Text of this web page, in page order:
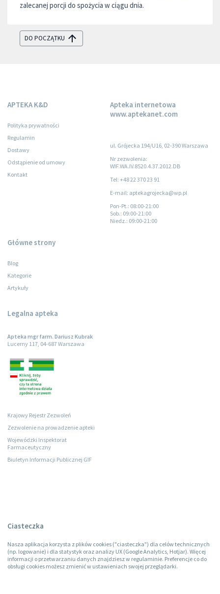
zalecanej porcji do spożycia w ciągu dnia.
DO POCZĄTKU
APTEKA K&D
Polityka prywatności
Regulamin
Dostawy
Odstąpienie od umowy
Kontakt
Apteka internetowa
www.aptekanet.com
ul. Grójecka 194/U16, 02-390 Warszawa
Nr zezwolenia:
WIF.WA.IV.8520.4.37.2012.DB
Tel: +48 22 370 23 91
E-mail: aptekagrojecka@wp.pl
Pon-Pt.: 08:00-21:00
Sob.: 09:00-21:00
Niedz.: 09:00-21:00
Główne strony
Blog
Kategorie
Artykuły
Legalna apteka
Apteka mgr farm. Dariusz Kubrak
Lucerny 117, 04-687 Warszawa
Krajowy Rejestr Zezwoleń
Zezwolenie na prowadzenie apteki
Wojewódzki Inspektorat
Farmaceutyczny
Biuletyn Informacji Publicznej GIF
Ciasteczka
Nasza aplikacja korzysta z plików cookies ("ciasteczka") dla celów technicznych
(np. logowanie) i dla statystyk oraz analizy UX (Google Analytics, Hotjar). Więcej
informacji o przetwarzaniu danych znajdziesz w regulaminie. Preferencje co do
obsługi cookies możesz zmienić w ustawieniach swojej przeglądarki.